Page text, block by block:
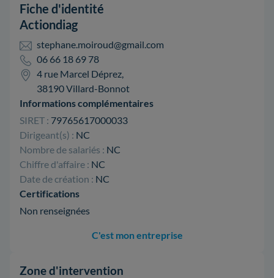
Fiche d'identité
Actiondiag
stephane.moiroud@gmail.com
06 66 18 69 78
4 rue Marcel Déprez,
38190 Villard-Bonnot
Informations complémentaires
SIRET : 79765617000033
Dirigeant(s) : NC
Nombre de salariés : NC
Chiffre d'affaire : NC
Date de création : NC
Certifications
Non renseignées
C'est mon entreprise
Zone d'intervention